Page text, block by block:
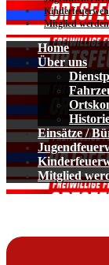
Mitglied werden
Home
Über uns
Einsätze /
Mitglied